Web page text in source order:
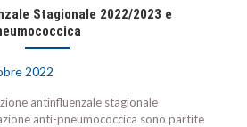
Stagionale 2022/2023 e
2022
antinfluenzale stagionale
anti-pneumococcica sono partite